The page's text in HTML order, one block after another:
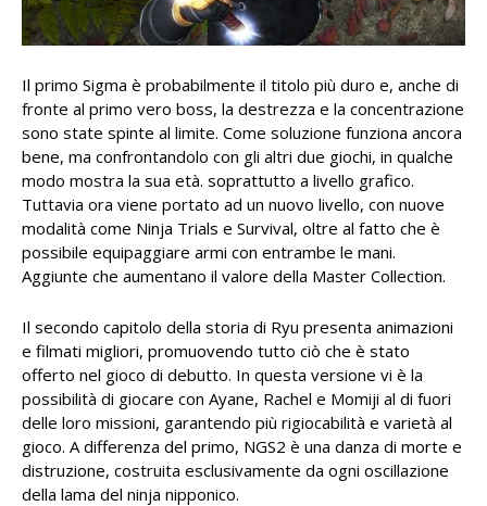
Il primo Sigma è probabilmente il titolo più duro e, anche di
fronte al primo vero boss, la destrezza e la concentrazione
sono state spinte al limite. Come soluzione funziona ancora
bene, ma confrontandolo con gli altri due giochi, in qualche
modo mostra la sua età. soprattutto a livello grafico.
Tuttavia ora viene portato ad un nuovo livello, con nuove
modalità come Ninja Trials e Survival, oltre al fatto che è
possibile equipaggiare armi con entrambe le mani.
Aggiunte che aumentano il valore della Master Collection.
Il secondo capitolo della storia di Ryu presenta animazioni
e filmati migliori, promuovendo tutto ciò che è stato
offerto nel gioco di debutto. In questa versione vi è la
possibilità di giocare con Ayane, Rachel e Momiji al di fuori
delle loro missioni, garantendo più rigiocabilità e varietà al
gioco. A differenza del primo, NGS2 è una danza di morte e
distruzione, costruita esclusivamente da ogni oscillazione
della lama del ninja nipponico.